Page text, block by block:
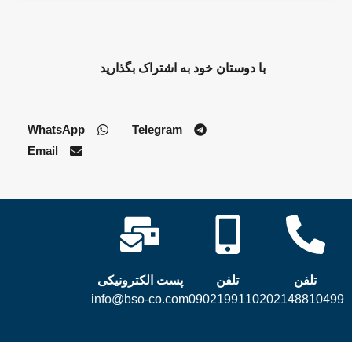
با دوستان خود به اشتراک بگذارید
Telegram
WhatsApp
Email
تلفن
02148810499
تلفن
09021991102
پست الکترونیکی
info@bso-co.com